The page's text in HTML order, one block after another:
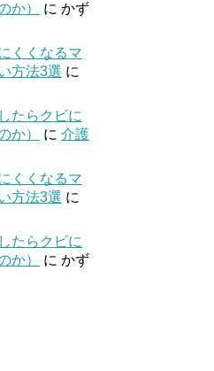
か）
に かず
くくなるマ
方法3選 に
たらクビに
か）
に 介護
くくなるマ
方法3選 に
たらクビに
か）
に かず